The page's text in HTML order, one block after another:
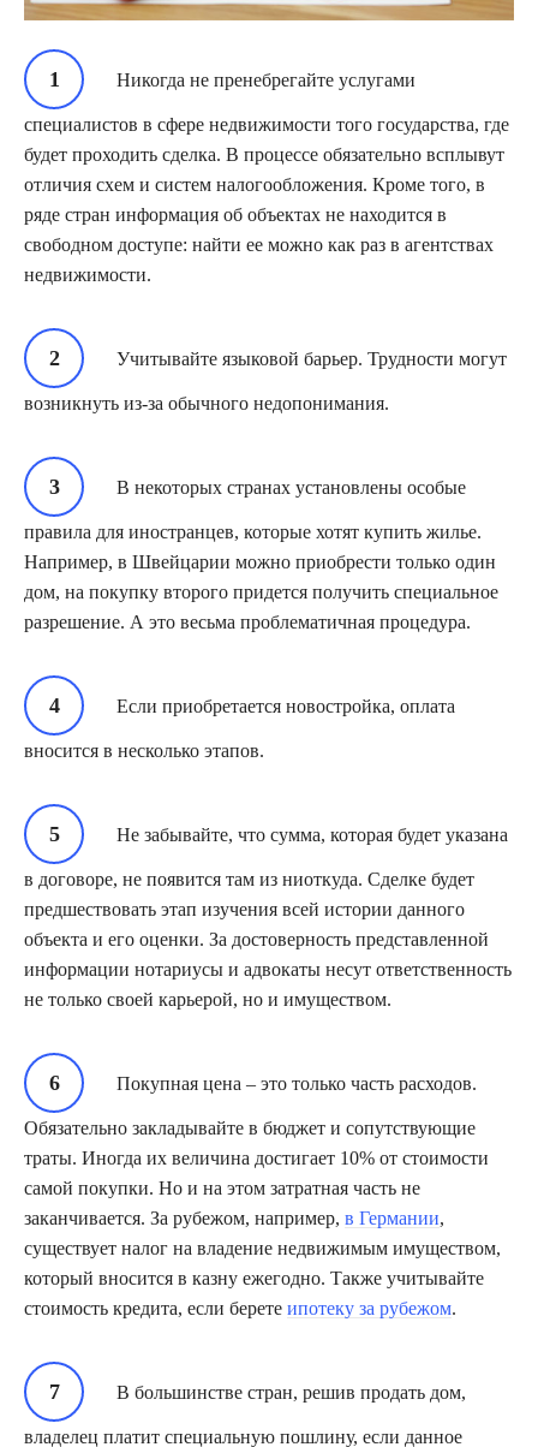
Никогда не пренебрегайте услугами
специалистов в сфере недвижимости того государства, где
будет проходить сделка. В процессе обязательно всплывут
отличия схем и систем налогообложения. Кроме того, в
ряде стран информация об объектах не находится в
свободном доступе: найти ее можно как раз в агентствах
недвижимости.
Учитывайте языковой барьер. Трудности могут
возникнуть из-за обычного недопонимания.
В некоторых странах установлены особые
правила для иностранцев, которые хотят купить жилье.
Например, в Швейцарии можно приобрести только один
дом, на покупку второго придется получить специальное
разрешение. А это весьма проблематичная процедура.
Если приобретается новостройка, оплата
вносится в несколько этапов.
Не забывайте, что сумма, которая будет указана
в договоре, не появится там из ниоткуда. Сделке будет
предшествовать этап изучения всей истории данного
объекта и его оценки. За достоверность представленной
информации нотариусы и адвокаты несут ответственность
не только своей карьерой, но и имуществом.
Покупная цена – это только часть расходов.
Обязательно закладывайте в бюджет и сопутствующие
траты. Иногда их величина достигает 10% от стоимости
самой покупки. Но и на этом затратная часть не
заканчивается. За рубежом, например, в Германии,
существует налог на владение недвижимым имуществом,
который вносится в казну ежегодно. Также учитывайте
стоимость кредита, если берете ипотеку за рубежом.
В большинстве стран, решив продать дом,
владелец платит специальную пошлину, если данное